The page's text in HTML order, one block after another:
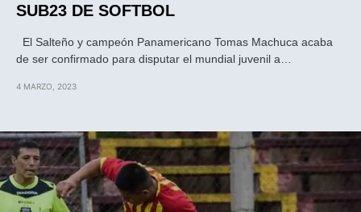
SUB23 DE SOFTBOL
El Salteño y campeón Panamericano Tomas Machuca acaba
de ser confirmado para disputar el mundial juvenil a…
4 MARZO, 2023